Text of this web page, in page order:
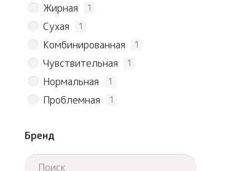
Жирная
1
Сухая 1
Комбинированная 1
Чувствительная 1
Нормальная 1
Проблемная 1
Бренд